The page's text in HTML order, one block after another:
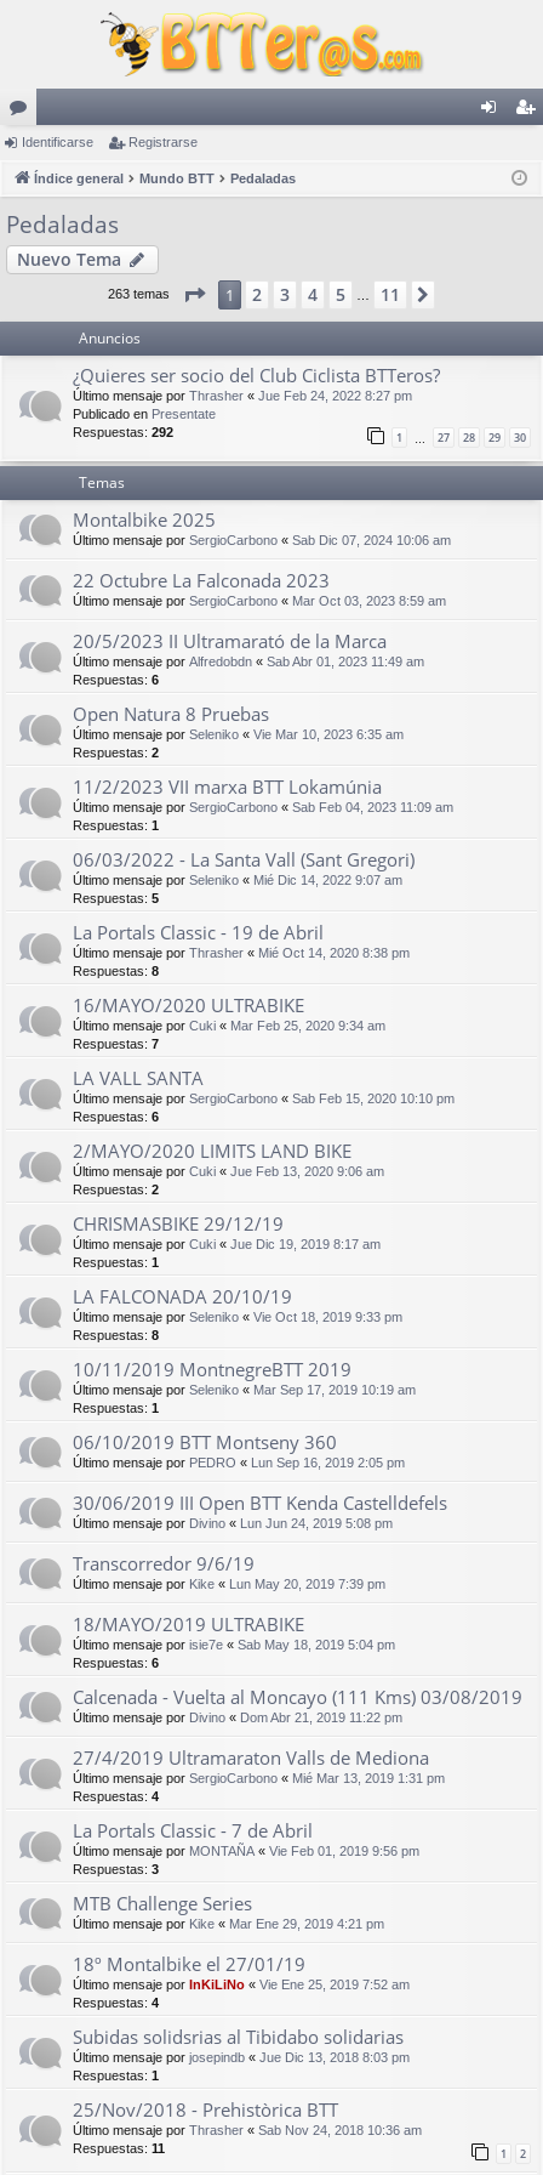
or
os ist
Identificarse Registrarse
Índice general Mundo BTT Pedaladas
Pedaladas
Nuevo Tema
263 temas Página de 11
1 2 3 4 5 11
Anuncios
¿Quieres ser socio del Club Ciclista BTTeros?
Último mensaje por Thrasher « Jue Feb 24, 2022 8:27 pm
Publicado en Presentate
Respuestas: 292 1 … 27 28 29 30
Temas
Montalbike 2025
Último mensaje por SergioCarbono « Sab Dic 07, 2024 10:06 am
22 Octubre La Falconada 2023
Último mensaje por SergioCarbono « Mar Oct 03, 2023 8:59 am
20/5/2023 II Ultramarató de la Marca
Último mensaje por Alfredobdn « Sab Abr 01, 2023 11:49 am
Respuestas: 6
Open Natura 8 Pruebas
Último mensaje por Seleniko « Vie Mar 10, 2023 6:35 am
Respuestas: 2
11/2/2023 VII marxa BTT Lokamúnia
Último mensaje por SergioCarbono « Sab Feb 04, 2023 11:09 am
Respuestas: 1
06/03/2022 - La Santa Vall (Sant Gregori)
Último mensaje por Seleniko « Mié Dic 14, 2022 9:07 am
Respuestas: 5
La Portals Classic - 19 de Abril
Último mensaje por Thrasher « Mié Oct 14, 2020 8:38 pm
Respuestas: 8
16/MAYO/2020 ULTRABIKE
Último mensaje por Cuki « Mar Feb 25, 2020 9:34 am
Respuestas: 7
LA VALL SANTA
Último mensaje por SergioCarbono « Sab Feb 15, 2020 10:10 pm
Respuestas: 6
2/MAYO/2020 LIMITS LAND BIKE
Último mensaje por Cuki « Jue Feb 13, 2020 9:06 am
Respuestas: 2
CHRISMASBIKE 29/12/19
Último mensaje por Cuki « Jue Dic 19, 2019 8:17 am
Respuestas: 1
LA FALCONADA 20/10/19
Último mensaje por Seleniko « Vie Oct 18, 2019 9:33 pm
Respuestas: 8
10/11/2019 MontnegreBTT 2019
Último mensaje por Seleniko « Mar Sep 17, 2019 10:19 am
Respuestas: 1
06/10/2019 BTT Montseny 360
Último mensaje por PEDRO « Lun Sep 16, 2019 2:05 pm
30/06/2019 III Open BTT Kenda Castelldefels
Último mensaje por Divino « Lun Jun 24, 2019 5:08 pm
Transcorredor 9/6/19
Último mensaje por Kike « Lun May 20, 2019 7:39 pm
18/MAYO/2019 ULTRABIKE
Último mensaje por isie7e « Sab May 18, 2019 5:04 pm
Respuestas: 6
Calcenada - Vuelta al Moncayo (111 Kms) 03/08/2019
Último mensaje por Divino « Dom Abr 21, 2019 11:22 pm
27/4/2019 Ultramaraton Valls de Mediona
Último mensaje por SergioCarbono « Mié Mar 13, 2019 1:31 pm
Respuestas: 4
La Portals Classic - 7 de Abril
Último mensaje por MONTAÑA « Vie Feb 01, 2019 9:56 pm
Respuestas: 3
MTB Challenge Series
Último mensaje por Kike « Mar Ene 29, 2019 4:21 pm
18º Montalbike el 27/01/19
Último mensaje por InKiLiNo « Vie Ene 25, 2019 7:52 am
Respuestas: 4
Subidas solidsrias al Tibidabo solidarias
Último mensaje por josepindb « Jue Dic 13, 2018 8:03 pm
Respuestas: 1
25/Nov/2018 - Prehistòrica BTT
Último mensaje por Thrasher « Sab Nov 24, 2018 10:36 am
Respuestas: 11 1 2